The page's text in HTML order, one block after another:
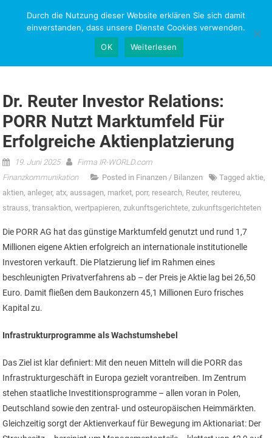
NEWS-RESEARCH
Dr. Reuter Investor Relations:
PORR Nutzt Marktumfeld Für
Erfolgreiche Aktienplatzierung
19. Juni 2025
Firma IR-WORLD.com
Finanzkommunikation
Posted in Finanzen / Bilanzen Tagged aktie,
aktien, anleger, atx, aussagen, market, porr, research, Reuter, reutereu,
strauss,transaktion,wertpapieren,zukunftsgerichtete,zukunftsgerichteten
Die PORR AG hat das günstige Marktumfeld genutzt und rund 1,7
Millionen eigene Aktien erfolgreich an internationale institutionelle
Investoren verkauft. Die Platzierung lief im Rahmen eines
beschleunigten Privatverfahrens ab – der Preis je Aktie lag bei 26,50
Euro. Damit fließen dem Baukonzern 45,1 Millionen Euro frisches
Kapital zu.
Infrastrukturprogramme als Wachstumshebel
Das Ziel ist klar definiert: Mit den neuen Mitteln will die PORR das
Infrastrukturgeschäft in Europa gezielt vorantreiben. Im Zentrum
stehen staatliche Investitionsprogramme – allen voran in Polen,
Deutschland sowie den zentral- und osteuropäischen Heimmärkten.
Gleichzeitig sorgt der Aktienverkauf für Bewegung im Aktionariat: Der
Durch die Nutzung dieser Website erklären Sie sich damit
einverstanden, dass unsere Dienste Cookies verwenden.
OK
Weiterlesen